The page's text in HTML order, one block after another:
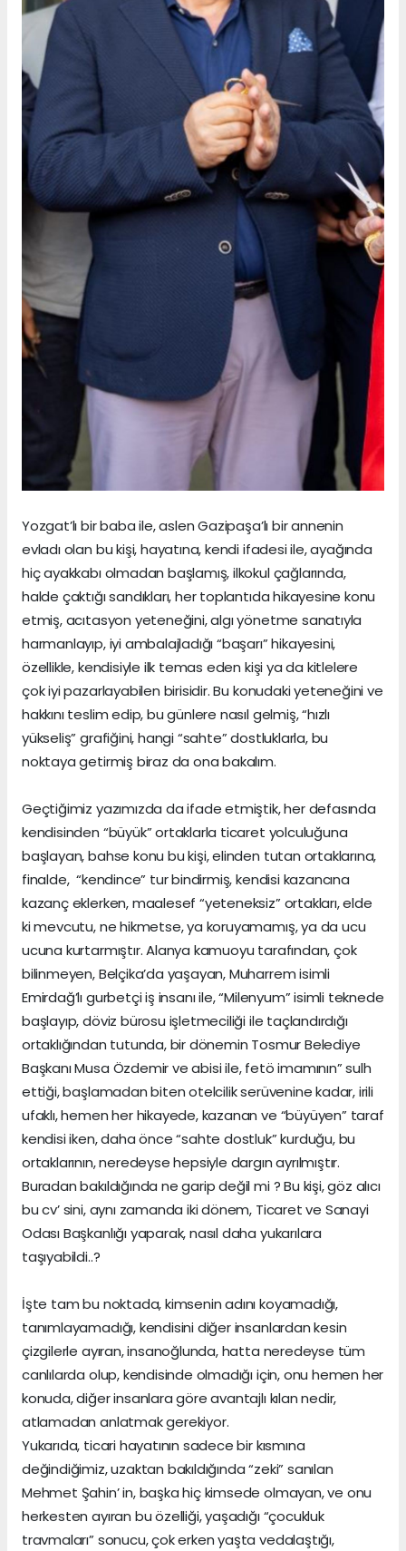
Yozgat’lı bir baba ile, aslen Gazipaşa’lı bir annenin
evladı olan bu kişi, hayatına, kendi ifadesi ile, ayağında
hiç ayakkabı olmadan başlamış, ilkokul çağlarında,
halde çaktığı sandıkları, her toplantıda hikayesine konu
etmiş, acıtasyon yeteneğini, algı yönetme sanatıyla
harmanlayıp, iyi ambalajladığı “başarı” hikayesini,
özellikle, kendisiyle ilk temas eden kişi ya da kitlelere
çok iyi pazarlayabilen birisidir. Bu konudaki yeteneğini ve
hakkını teslim edip, bu günlere nasıl gelmiş, “hızlı
yükseliş” grafiğini, hangi “sahte” dostluklarla, bu
noktaya getirmiş biraz da ona bakalım.
Geçtiğimiz yazımızda da ifade etmiştik, her defasında
kendisinden “büyük” ortaklarla ticaret yolculuğuna
başlayan, bahse konu bu kişi, elinden tutan ortaklarına,
finalde, “kendince” tur bindirmiş, kendisi kazancına
kazanç eklerken, maalesef “yeteneksiz” ortakları, elde
ki mevcutu, ne hikmetse, ya koruyamamış, ya da ucu
ucuna kurtarmıştır. Alanya kamuoyu tarafından, çok
bilinmeyen, Belçika’da yaşayan, Muharrem isimli
Emirdağ’lı gurbetçi iş insanı ile, “Milenyum” isimli teknede
başlayıp, döviz bürosu işletmeciliği ile taçlandırdığı
ortaklığından tutunda, bir dönemin Tosmur Belediye
Başkanı Musa Özdemir ve abisi ile, fetö imamının” sulh
ettiği, başlamadan biten otelcilik serüvenine kadar, irili
ufaklı, hemen her hikayede, kazanan ve “büyüyen” taraf
kendisi iken, daha önce “sahte dostluk” kurduğu, bu
ortaklarının, neredeyse hepsiyle dargın ayrılmıştır.
Buradan bakıldığında ne garip değil mi ? Bu kişi, göz alıcı
bu cv’ sini, aynı zamanda iki dönem, Ticaret ve Sanayi
Odası Başkanlığı yaparak, nasıl daha yukarılara
taşıyabildi..?
İşte tam bu noktada, kimsenin adını koyamadığı,
tanımlayamadığı, kendisini diğer insanlardan kesin
çizgilerle ayıran, insanoğlunda, hatta neredeyse tüm
canlılarda olup, kendisinde olmadığı için, onu hemen her
konuda, diğer insanlara göre avantajlı kılan nedir,
atlamadan anlatmak gerekiyor.
Yukarıda, ticari hayatının sadece bir kısmına
değindiğimiz, uzaktan bakıldığında “zeki” sanılan
Mehmet Şahin’ in, başka hiç kimsede olmayan, ve onu
herkesten ayıran bu özelliği, yaşadığı “çocukluk
travmaları” sonucu, çok erken yaşta vedalaştığı,